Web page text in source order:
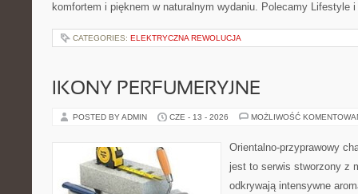
komfortem i pięknem w naturalnym wydaniu. Polecamy Lifestyle
CATEGORIES: ELEKTRYCZNA REWOLUCJA
IKONY PERFUMERYJNE
POSTED BY ADMIN CZE - 13 - 2026 MOŻLIWOŚĆ
Orientalno-przyprawowy
jest to serwis stworzony z
odkrywają intensywne